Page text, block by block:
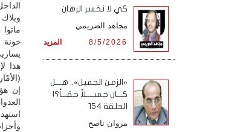
هذا
إن
كي لا نخسر الرهان
مجاهد الصريمي
المزيد 8/5/2026
«الزمن الجميل».. هـــل
كـــان جميــــلاً حقـــاً؟!
الحلقة 154
مروان ناصح